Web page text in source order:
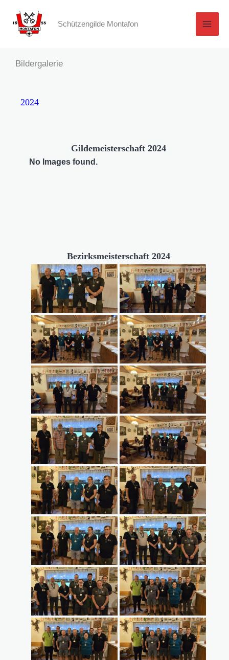
Inhalt
springen
Schützengilde Montafon
Bildergalerie
2024
Gildemeisterschaft 2024
No Images found.
Bezirksmeisterschaft 2024